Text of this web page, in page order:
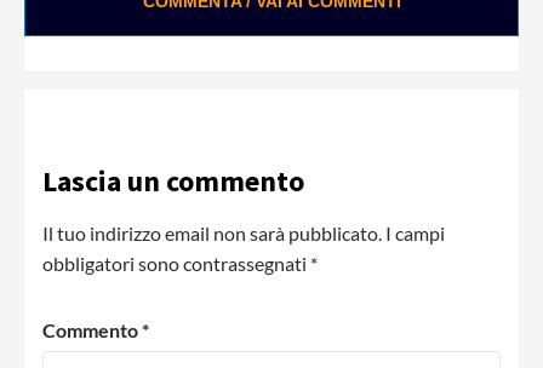
Lascia un commento
Il tuo indirizzo email non sarà pubblicato. I campi
obbligatori sono contrassegnati *
Commento*